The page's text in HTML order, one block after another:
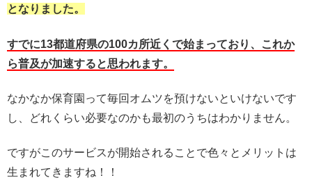
となりました。
すでに13都道府県の100カ所近くで始まっており、これか
ら普及が加速すると思われます。
なかなか保育園って毎回オムツを預けないといけないです
し、どれくらい必要なのかも最初のうちはわかりません。
ですがこのサービスが開始されることで色々とメリットは
生まれてきますね！！